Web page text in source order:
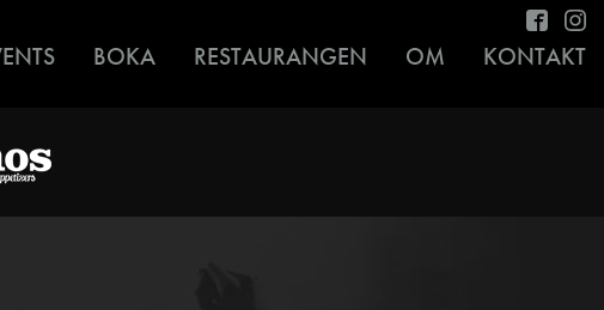
BOKA RESTAURANGEN OM KONTAKT